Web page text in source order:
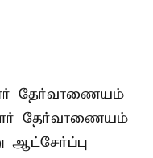
தேர்வாணையம்
தேர்வாணையம்
ஆட்சேர்ப்பு